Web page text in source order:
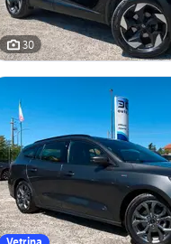
30